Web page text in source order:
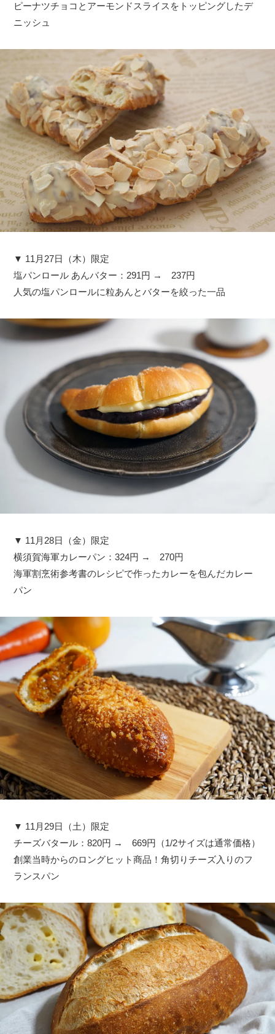
ピーナツチョコとアーモンドスライスをトッピングしたデ
ニッシュ
▼ 11月27日（木）限定
塩パンロール あんバター：291円 → 237円
人気の塩パンロールに粒あんとバターを絞った一品
▼ 11月28日（金）限定
横須賀海軍カレーパン：324円 → 270円
海軍割烹術参考書のレシピで作ったカレーを包んだカレー
パン
▼ 11月29日（土）限定
チーズバタール：820円 → 669円（1/2サイズは通常価格）
創業当時からのロングヒット商品！角切りチーズ入りのフ
ランスパン